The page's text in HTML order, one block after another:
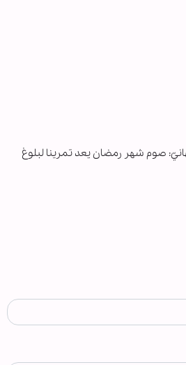
صوم شهر رمضان يعد تمرينا لبلوغ